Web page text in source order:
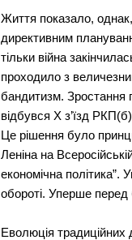
Життя показало,
директивним
тільки війна
проходило з
бандитизм. Зростання
відбувся Х з’їзд
Це рішення було
Леніна на
економічна політика”.
обороті. Уперше перед
Еволюція традиційних